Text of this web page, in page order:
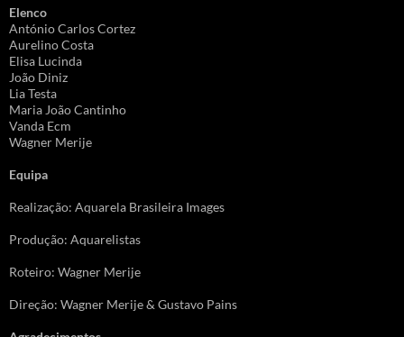
Elenco
António Carlos Cortez
Aurelino Costa
Elisa Lucinda
João Diniz
Lia Testa
Maria João Cantinho
Vanda Ecm
Wagner Merije
Equipa
Realização: Aquarela Brasileira Images
Produção: Aquarelistas
Roteiro: Wagner Merije
Direção: Wagner Merije & Gustavo Pains